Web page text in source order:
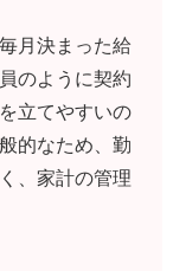
月決まった給
のように契約
立てやすいの
的なため、勤
、家計の管理